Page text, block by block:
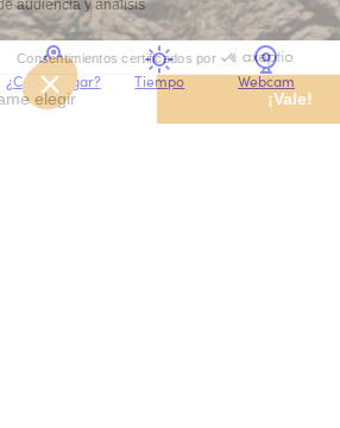
¿Cómo llegar? Tiempo Webcam